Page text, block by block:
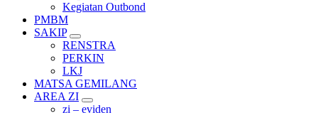
Kegiatan Outbond
PMBM
SAKIP
RENSTRA
PERKIN
LKJ
MATSA GEMILANG
AREA ZI
zi – eviden